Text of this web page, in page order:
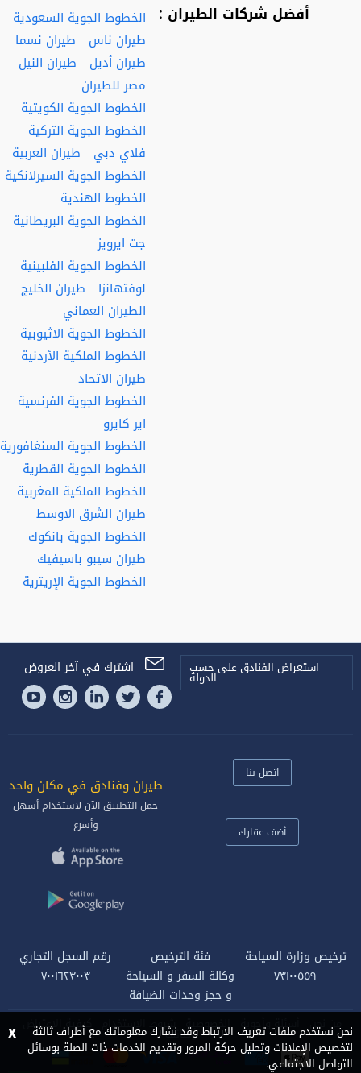
أفضل شركات الطيران :
الخطوط الجوية السعودية
طيران ناس
طيران نسما
طيران أديل
طيران النيل
مصر للطيران
الخطوط الجوية الكويتية
الخطوط الجوية التركية
فلاي دبي
طيران العربية
الخطوط الجوية السيرلانكية
الخطوط الهندية
الخطوط الجوية البريطانية
جت ايرويز
الخطوط الجوية الفلبينية
لوفتهانزا
طيران الخليج
الطيران العماني
الخطوط الجوية الاثيوبية
الخطوط الملكية الأردنية
طيران الاتحاد
الخطوط الجوية الفرنسية
اير كايرو
الخطوط الجوية السنغافورية
الخطوط الجوية القطرية
الخطوط الملكية المغربية
طيران الشرق الاوسط
الخطوط الجوية بانكوك
طيران سيبو باسيفيك
الخطوط الجوية الإريترية
اشترك في آخر العروض استعراض الفنادق على حسب
الدولة
اتصل بنا
أضف عقارك
طيران وفنادق في مكان واحد‎
حمل التطبيق الآن لاستخدام أسهل
وأسرع
ترخيص وزارة السياحة
٧٣١٠٠٥٥٩
فئة الترخيص
وكالة السفر و السياحة
و حجز وحدات الضيافة
رقم السجل التجاري
٧٠٠١٦٢٣٠٠٣
من نحن أسئلة وأجوبة الخصوصية شروط الاستخدام كيفية الاعتراض
وظائف
نحن نستخدم ملفات تعريف الارتباط وقد نشارك معلوماتك مع أطراف ثالثة
لتخصيص الإعلانات وتحليل حركة المرور وتقديم الخدمات ذات الصلة بوسائل
التواصل الاجتماعي.
x